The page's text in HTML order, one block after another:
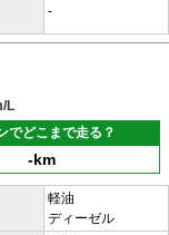
-
L
でどこまで走る？
-km
軽油
ディーゼル